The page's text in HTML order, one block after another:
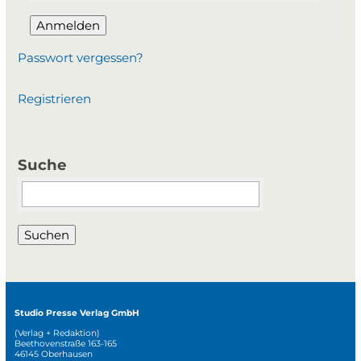
Anmelden
Passwort vergessen?
Registrieren
Suche
Suchbegriffe
Suchen
Studio Presse Verlag GmbH
(Verlag + Redaktion)
Beethovenstraße 163-165
46145 Oberhausen